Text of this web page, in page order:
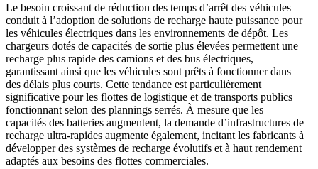
Le besoin croissant de réduction des temps d’arrêt des véhicules
conduit à l’adoption de solutions de recharge haute puissance pour
les véhicules électriques dans les environnements de dépôt. Les
chargeurs dotés de capacités de sortie plus élevées permettent une
recharge plus rapide des camions et des bus électriques,
garantissant ainsi que les véhicules sont prêts à fonctionner dans
des délais plus courts. Cette tendance est particulièrement
significative pour les flottes de logistique et de transports publics
fonctionnant selon des plannings serrés. À mesure que les
capacités des batteries augmentent, la demande d’infrastructures de
recharge ultra-rapides augmente également, incitant les fabricants à
développer des systèmes de recharge évolutifs et à haut rendement
adaptés aux besoins des flottes commerciales.